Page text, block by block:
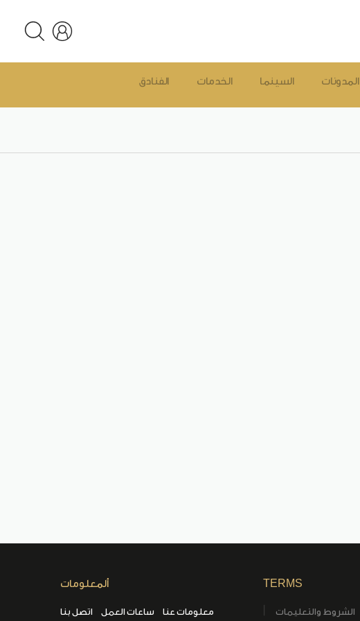
الفنادق الخدمات السينما المدونات
ألمعلومات
اتصل بنا ساعات العمل معلومات عنا
TERMS
الشروط والتعليمات